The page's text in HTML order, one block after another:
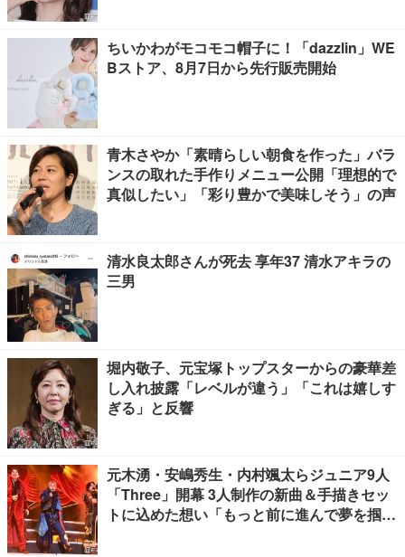
ちいかわがモコモコ帽子に！「dazzlin」WE
Bストア、8月7日から先行販売開始
青木さやか「素晴らしい朝食を作った」バラ
ンスの取れた手作りメニュー公開「理想的で
真似したい」「彩り豊かで美味しそう」の声
清水良太郎さんが死去 享年37 清水アキラの
三男
堀内敬子、元宝塚トップスターからの豪華差
し入れ披露「レベルが違う」「これは嬉しす
ぎる」と反響
元木湧・安嶋秀生・内村颯太らジュニア9人
「Three」開幕 3人制作の新曲＆手描きセッ
トに込めた想い「もっと前に進んで夢を掴み